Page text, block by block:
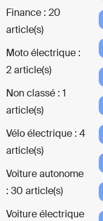
Finance : 20
article(s)
Moto électrique :
2 article(s)
Non classé : 1
article(s)
Vélo électrique : 4
article(s)
Voiture autonome
: 30 article(s)
Voiture électrique